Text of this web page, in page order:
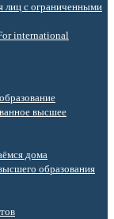
лиц с ограниченными
international
высшее
дома
образования